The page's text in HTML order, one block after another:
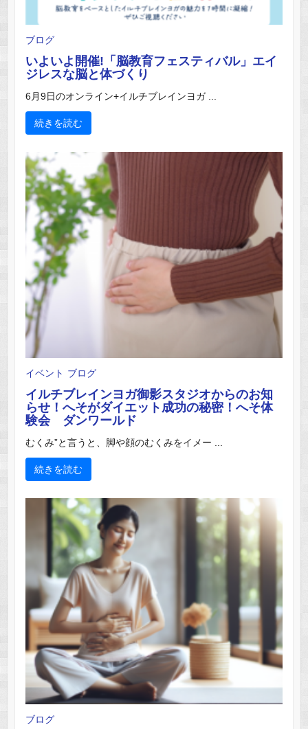
ブログ
いよいよ開催!「脳教育フェスティバル」エイ
ジレスな脳と体づくり
6月9日のオンライン+イルチブレインヨガ ...
続きを読む
イベント ブログ
イルチブレインヨガ御影スタジオからのお知
らせ！へそがダイエット成功の秘密！へそ体
験会 ダンワールド
むくみ”と言うと、脚や顔のむくみをイメー ...
続きを読む
ブログ